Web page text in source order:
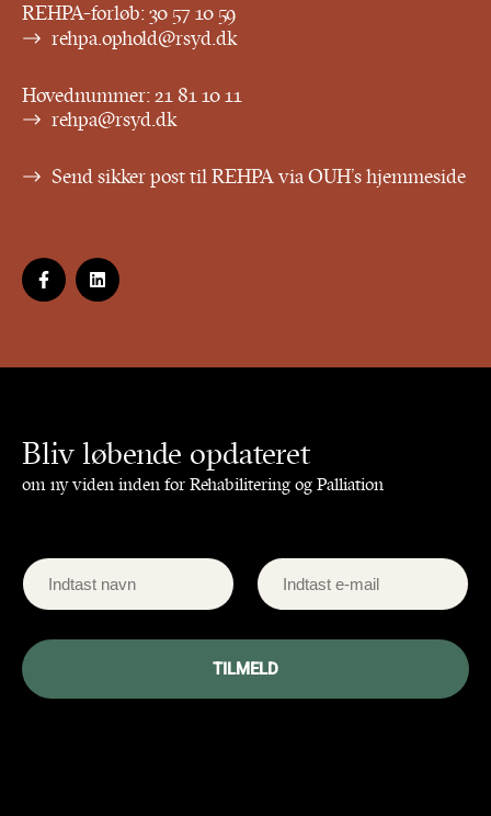
REHPA-forløb:30 57 10 59
rehpa.ophold@rsyd.dk
Hovednummer:21 81 10 11
rehpa@rsyd.dk
Send sikker post til REHPA via OUH’s hjemmeside
Bliv løbende opdateret
om ny viden inden for Rehabilitering og Palliation